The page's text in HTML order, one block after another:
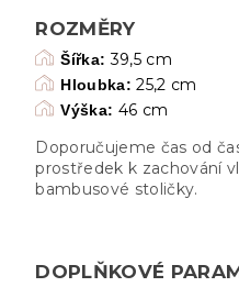
ROZMĚRY
Šířka: 39,5 cm
Hloubka: 25,2 cm
Výška: 46 cm
Doporučujeme čas od
prostředek k zachování
bambusové stoličky.
DOPLŇKOVÉ